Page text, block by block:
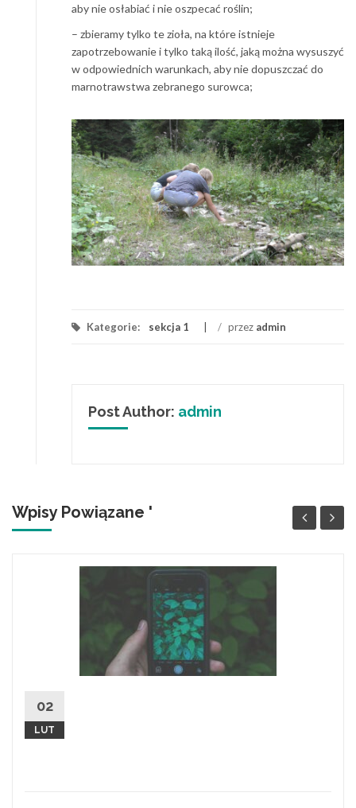
aby nie osłabiać i nie oszpecać roślin;
– zbieramy tylko te zioła, na które istnieje
zapotrzebowanie i tylko taką ilość, jaką można wysuszyć
w odpowiednich warunkach, aby nie dopuszczać do
marnotrawstwa zebranego surowca;
Kategorie: sekcja 1 / przez admin
Post Author: admin
Wpisy Powiązane '
02
LUT